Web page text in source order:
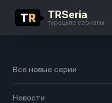
TR TRSeria
турецкие сериалы
Все новые серии
Новости